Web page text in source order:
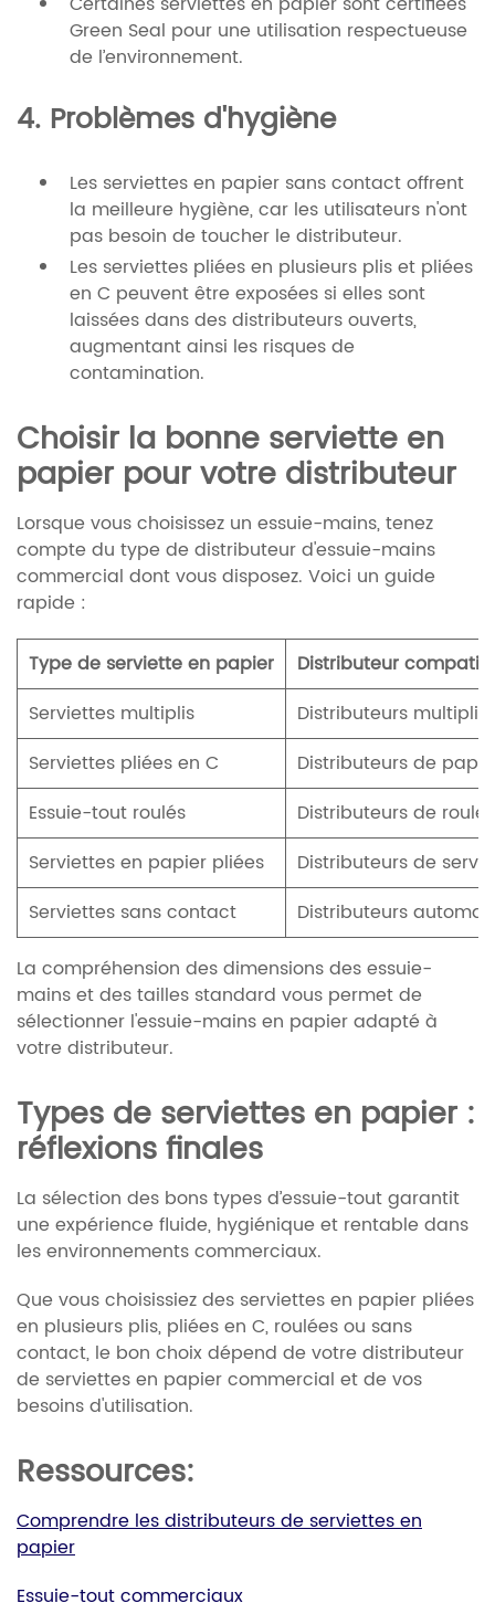
Green Seal pour une utilisation respectueuse
de l’environnement.
4. Problèmes d'hygiène
Les serviettes en papier sans contact offrent
la meilleure hygiène, car les utilisateurs n'ont
pas besoin de toucher le distributeur.
Les serviettes pliées en plusieurs plis et pliées
en C peuvent être exposées si elles sont
laissées dans des distributeurs ouverts,
augmentant ainsi les risques de
contamination.
Choisir la bonne serviette en
papier pour votre distributeur
Lorsque vous choisissez un essuie-mains, tenez
compte du type de distributeur d'essuie-mains
commercial dont vous disposez. Voici un guide
rapide :
Type de serviette en papier
Distributeur
Serviettes multiplis
Distributeurs multiplis
Serviettes pliées en C
Distributeurs de
Essuie-tout roulés
Distributeurs de
Serviettes en papier pliées
Distributeurs de
Serviettes sans contact
Distributeurs
La compréhension des dimensions des essuie-
mains et des tailles standard vous permet de
sélectionner l'essuie-mains en papier adapté à
votre distributeur.
Types de serviettes en papier :
réflexions finales
La sélection des bons types d’essuie-tout garantit
une expérience fluide, hygiénique et rentable dans
les environnements commerciaux.
Que vous choisissiez des serviettes en papier pliées
en plusieurs plis, pliées en C, roulées ou sans
contact, le bon choix dépend de votre distributeur
de serviettes en papier commercial et de vos
besoins d'utilisation.
Ressources:
Comprendre les distributeurs de serviettes en
papier
Essuie-tout commerciaux